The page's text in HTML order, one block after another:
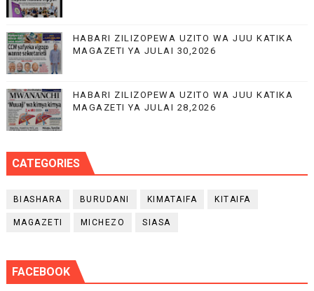
HABARI ZILIZOPEWA UZITO WA JUU KATIKA
MAGAZETI YA JULAI 30,2026
HABARI ZILIZOPEWA UZITO WA JUU KATIKA
MAGAZETI YA JULAI 28,2026
CATEGORIES
BIASHARA BURUDANI KIMATAIFA KITAIFA
MAGAZETI MICHEZO SIASA
FACEBOOK